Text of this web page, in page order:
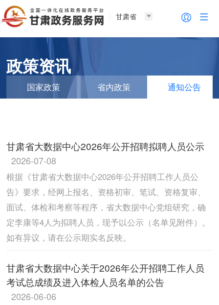
甘肃省
政策资讯
国家政策 省内政策 通知公告
甘肃省大数据中心2026年公开招聘拟聘人员公示
2026-07-08
根据《甘肃省大数据中心2026年公开招聘工作人员公
告》要求，经网上报名、资格初审、笔试、资格复审、
面试、体检和考察等程序，省大数据中心党组研究，确
定李康等4人为拟聘人员，现予以公示（名单见附件）。
如有异议，请在公示期实名反映。
甘肃省大数据中心关于2026年公开招聘工作人员
考试总成绩及进入体检人员名单的公告
2026-06-06